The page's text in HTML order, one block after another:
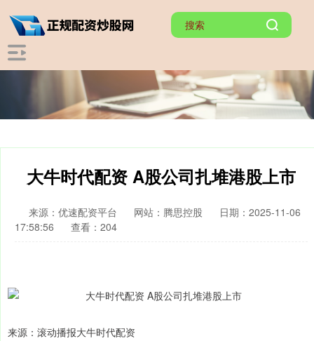
大牛时代配资 A股公司扎堆港股上市
来源：优速配资平台 网站：腾思控股
日期：2025-11-06
17:58:56
查看：204
来源：滚动播报大牛时代配资